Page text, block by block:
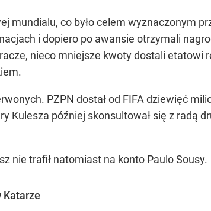
mundialu, co było celem wyznaczonym
i dopiero po awansie otrzymali
nieco mniejsze kwoty dostali etatowi
PZPN dostał od FIFA dziewięć
Kulesza później skonsultował się z radą
nie trafił natomiast na konto Paulo Sousy.
Katarze